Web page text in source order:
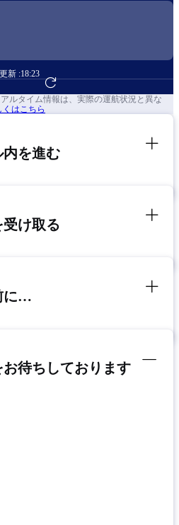
新 :18:23
ト予約へ
ルタイム情報は、実際の運航状況と異な
くはこちら
を進む
け取る
に…
お待ちしております